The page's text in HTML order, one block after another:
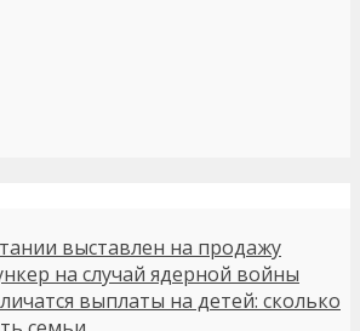
выставлен на продажу
на случай ядерной войны
выплаты на детей: сколько